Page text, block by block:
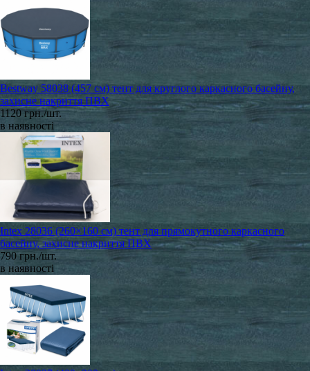
Bestway 58038 (457 см) тент для круглого каркасного басейну,
захисне накриття ПВХ
1120 грн./шт.
в наявності
Intex 28036 (260×160 см) тент для прямокутного каркасного
басейну, захисне накриття ПВХ
790 грн./шт.
в наявності